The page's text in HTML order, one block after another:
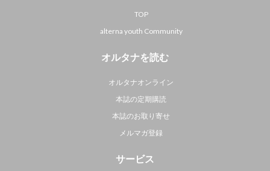
TOP
alterna youth Community
オルタナを読む
オルタナオンライン
本誌の定期購読
本誌のお取り寄せ
メルマガ登録
サービス